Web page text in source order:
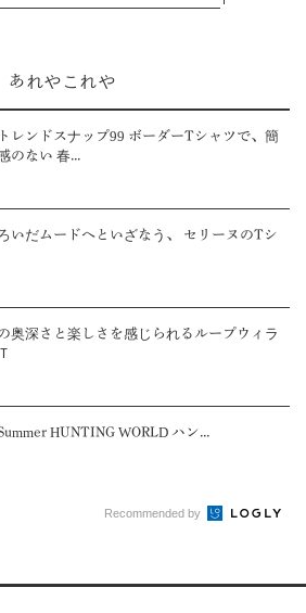
あれやこれや
レンドスナップ99 ボーダーTシャツで、簡
のない 春...
いだムードへといざなう、 セリーヌのTシ
奥深さと楽しさを感じられるループウィラ
HUNTING WORLD ハン...
Recommended by